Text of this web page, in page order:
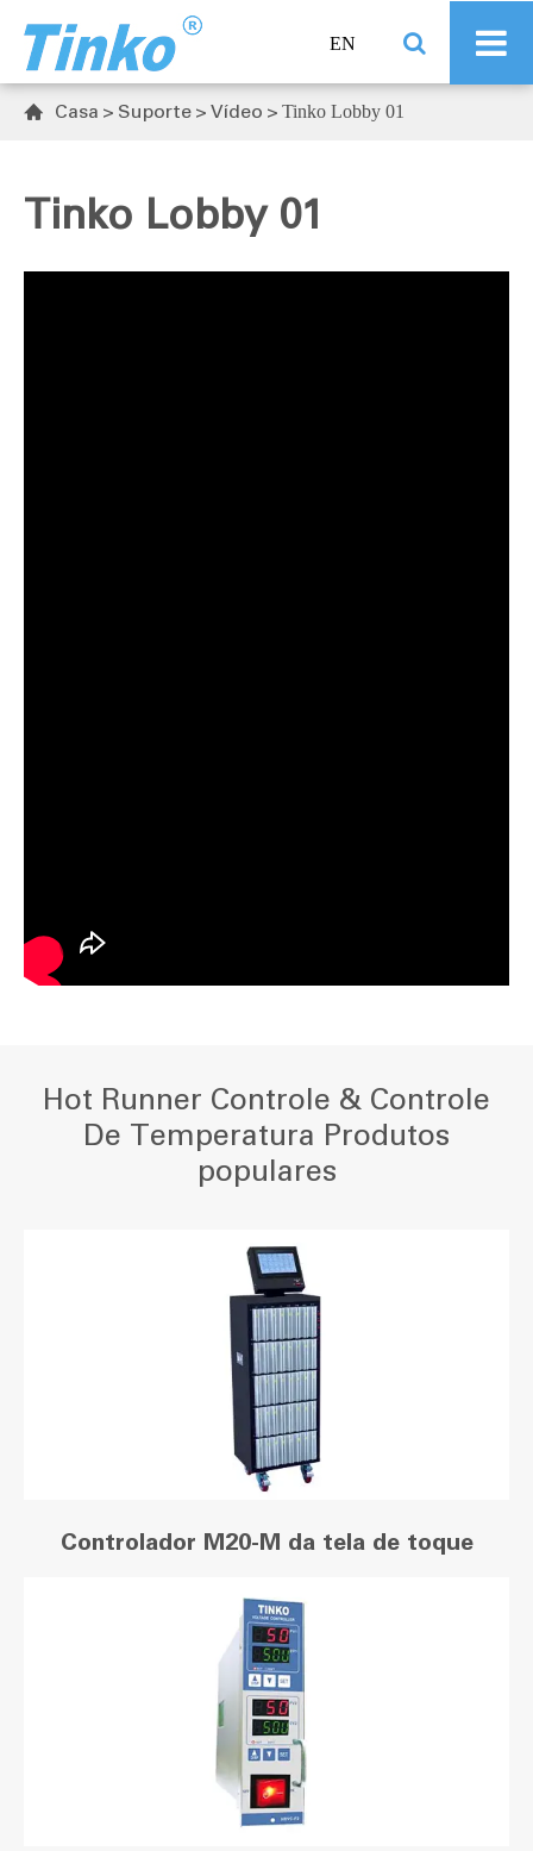
EN
 Casa Suporte Vídeo Tinko Lobby 01
Tinko Lobby 01
Hot Runner Controle & Controle
De Temperatura Produtos
populares
Controlador M20-M da tela de toque